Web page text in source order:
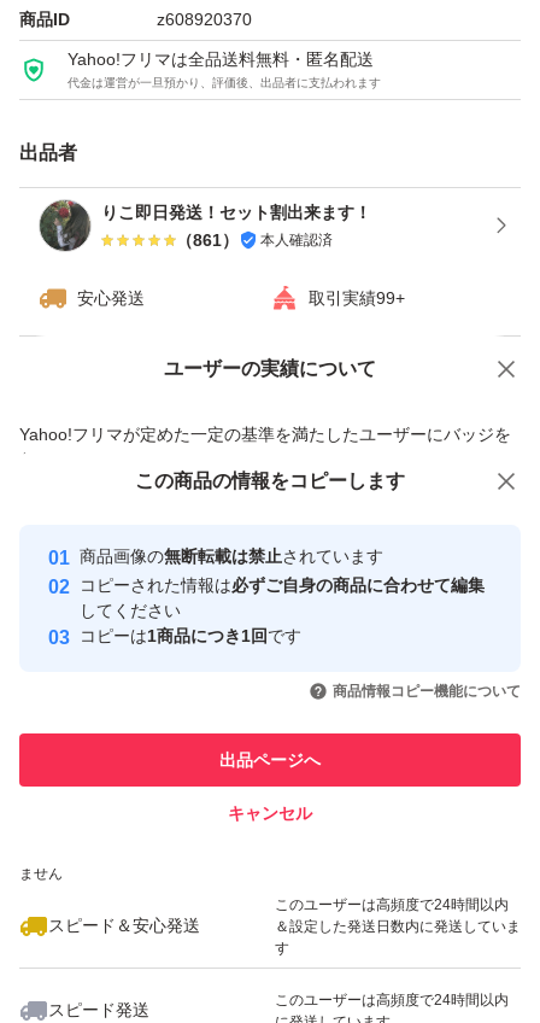
並行輸入品および国内正規品を取り扱っており、正規品で
あることに間違いはございませんので、どうぞご安心くだ
さい。
なお、こちらの商品は並行輸入品のため、薬機法（旧薬事
法）に基づき、輸入者による検品および法定ラベル貼付の
義務があるため、外箱のフィルム包装を開封しておりま
す。あらかじめご了承のうえ、ご購入をお願いいたしま
ますようお願いいたします。
テ#化粧品#ルースパウダー#乳液#日焼け止め#カネボウ#
資生堂#コストコ#クレドポーボーテ
商品ID z608920370
Yahoo!フリマは全品送料無料・匿名配送
代金は運営が一旦預かり、評価後、出品者に支払われます
出品者
りこ即日発送！セット割出来ます！
（861） 本人確認済
安心発送 取引実績99+
ユーザーの実績について
Yahoo!フリマが定めた一定の基準を満たしたユーザーにバッジを
付与しています
安心取引出品者
心・安全なユーザーです
取引実績
引を完了させた実績があります
での取引実績があります
ません
スピード＆安心発送
このユーザーは高頻度で24時間以内
＆設定した発送日数内に発送していま
す
スピード発送
このユーザーは高頻度で24時間以内
価格の相談 商品への質問
この商品の情報をコピーします
商品画像の無断転載は禁止されています
コピーされた情報は必ずご自身の商品に合わせて編集
してください
コピーは1商品につき1回です
商品情報コピー機能について
出品ページへ
キャンセル
この商品をみている人にオススメ